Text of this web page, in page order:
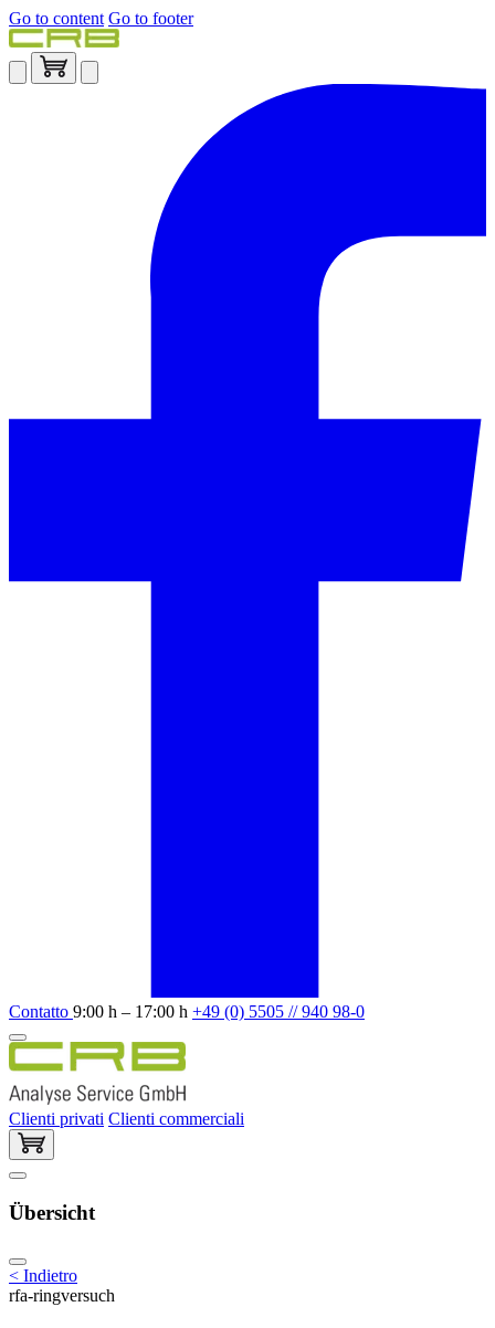
Go to content Go to footer
Contatto 9:00 h – 17:00 h +49 (0) 5505 // 940 98-0
Clienti privati Clienti commerciali
Übersicht
< Indietro
rfa-ringversuch